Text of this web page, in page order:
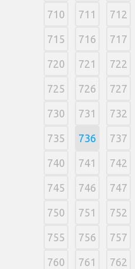
710 711 712
715 716 717
720 721 722
725 726 727
730 731 732
735 736 737
740 741 742
745 746 747
750 751 752
755 756 757
760 761 762